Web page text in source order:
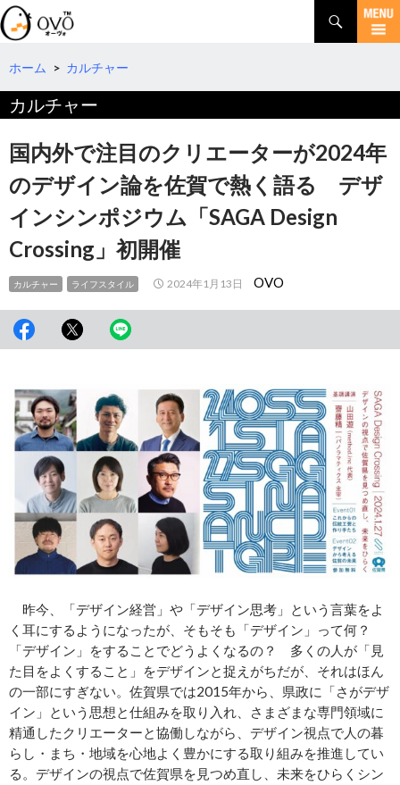
検
索
コ
テ
ツ
へ
移
動
ホーム > カルチャー
カルチャー
国内外で注目のクリエーターが2024年
のデザイン論を佐賀で熱く語る デザ
インシンポジウム「SAGA Design
Crossing」初開催
カルチャー ライフスタイル 2024年1月13日 OVO
昨今、「デザイン経営」や「デザイン思考」という言葉をよ
く耳にするようになったが、そもそも「デザイン」って何？
「デザイン」をすることでどうよくなるの？ 多くの人が「見
た目をよくすること」をデザインと捉えがちだが、それはほん
の一部にすぎない。佐賀県では2015年から、県政に「さがデザ
イン」という思想と仕組みを取り入れ、さまざまな専門領域に
精通したクリエーターと協働しながら、デザイン視点で人の暮
らし・まち・地域を心地よく豊かにする取り組みを推進してい
る。デザインの視点で佐賀県を見つめ直し、未来をひらくシン